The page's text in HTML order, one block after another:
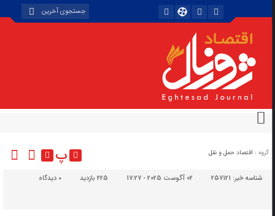
گروه : اقتصاد حمل و نقل پ
شناسه خبر:257121 02 آگوست 2025 - 17:27 225 بازدید دیدگاه